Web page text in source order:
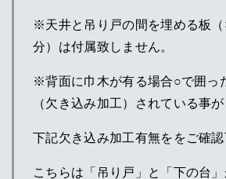
※天井と吊り戸の間を埋める板
分）は付属致しません。
※背面に巾木が有る場合○で囲っ
（欠き込み加工）されている事が
下記欠き込み加工有無ををご確認
こちらは「吊り戸」と「下の台